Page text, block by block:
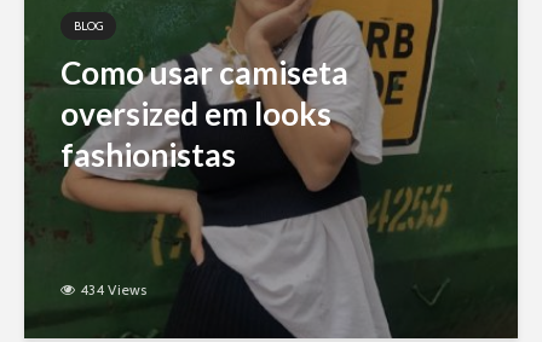
BLOG
Como usar camiseta
oversized em looks
fashionistas
434 Views